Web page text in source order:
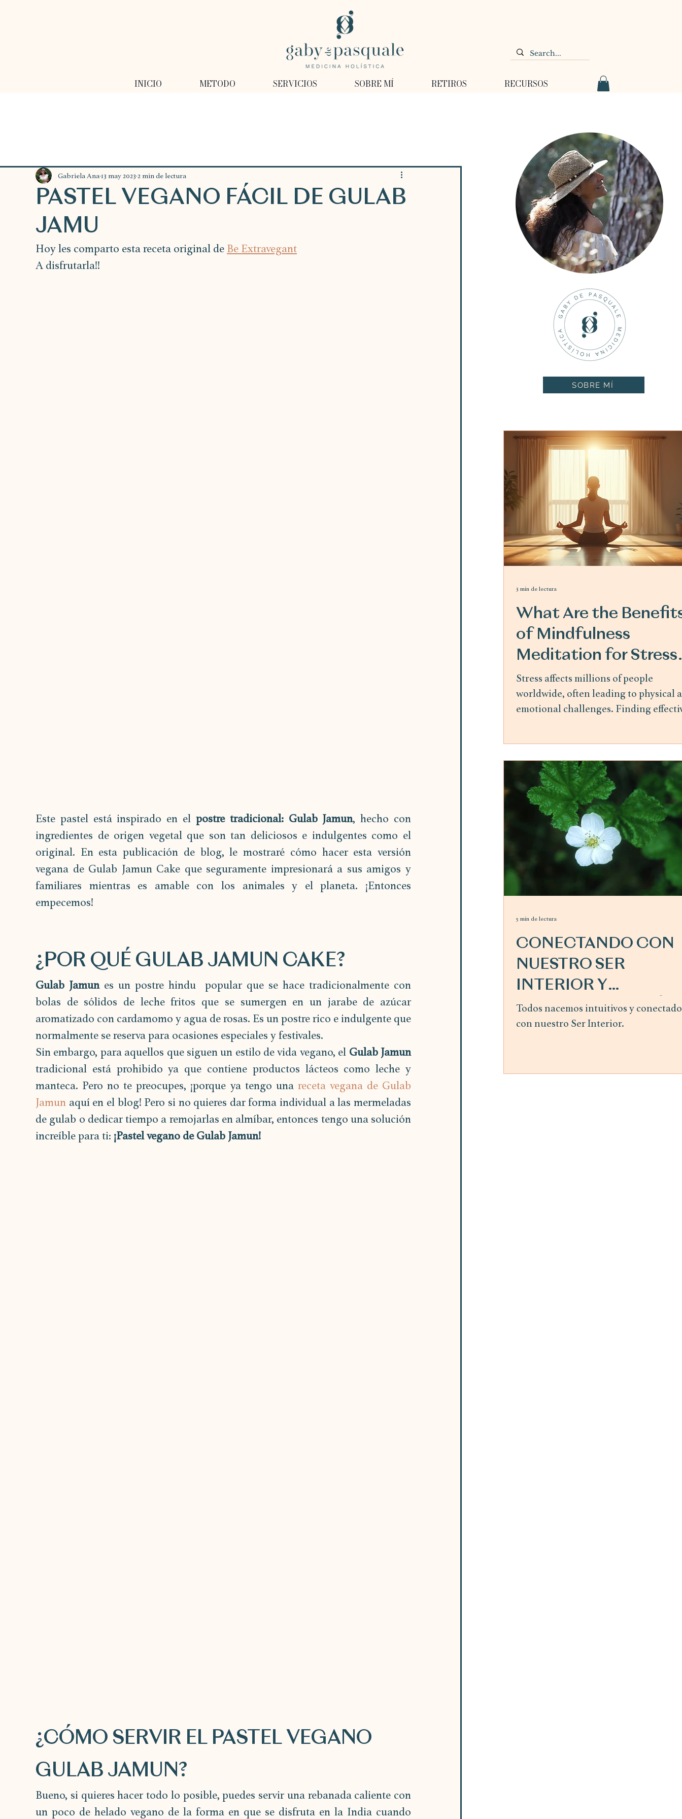
INICIO METODO SERVICIOS SOBRE MÍ RETIROS RECURSOS
PASTEL VEGANO FÁCIL DE GULAB
JAMU
Gabriela Ana 13 may 2023 2 min de lectura
Hoy les comparto esta receta original de Be Extravegant
A disfrutarla!!
Este pastel está inspirado en el postre tradicional: Gulab Jamun, hecho con
ingredientes de origen vegetal que son tan deliciosos e indulgentes como el
original. En esta publicación de blog, le mostraré cómo hacer esta versión
vegana de Gulab Jamun Cake que seguramente impresionará a sus amigos y
familiares mientras es amable con los animales y el planeta. ¡Entonces
empecemos!
¿POR QUÉ GULAB JAMUN CAKE?
Gulab Jamun es un postre hindu  popular que se hace tradicionalmente con
bolas de sólidos de leche fritos que se sumergen en un jarabe de azúcar
aromatizado con cardamomo y agua de rosas. Es un postre rico e indulgente que
normalmente se reserva para ocasiones especiales y festivales.
Sin embargo, para aquellos que siguen un estilo de vida vegano, el
Gulab Jamun
tradicional está prohibido ya que contiene productos lácteos como leche y
manteca. Pero no te preocupes, ¡porque ya tengo una receta vegana de Gulab
Jamun aquí en el blog! Pero si no quieres dar forma individual a las mermeladas
de gulab o dedicar tiempo a remojarlas en almíbar, entonces tengo una solución
increíble para ti: ¡Pastel vegano de Gulab Jamun!
¿CÓMO SERVIR EL PASTEL VEGANO
GULAB JAMUN?
Bueno, si quieres hacer todo lo posible, puedes servir una rebanada caliente con
un poco de helado vegano de la forma en que se disfruta en la India cuando
SOBRE MÍ
What Are the
of Mindfulness
Meditation for Stress
Relief
Stress affects millions of people
worldwide, often leading to physical
emotional challenges. Finding
attention as a practical and accessible
method to reduce stress and improve
mental health. This post explores the
benefits of mindfulness meditation
stress relief and offers insights into
it can be integrated into daily life.
Mindfulness Meditation
3 min de lectura
CONECTANDO CON
NUESTRO SER
INTERIOR Y
SIGUIENDO LA GUÍA
INTERIOR ~ mes de
Todos nacemos intuitivos y
con nuestro Ser Interior.
5 min de lectura